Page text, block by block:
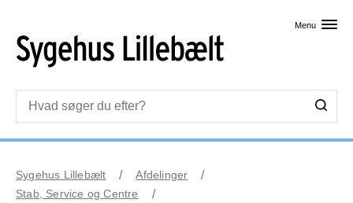
Menu
Sygehus Lillebælt
Afdelinger
Stab, Service og Centre